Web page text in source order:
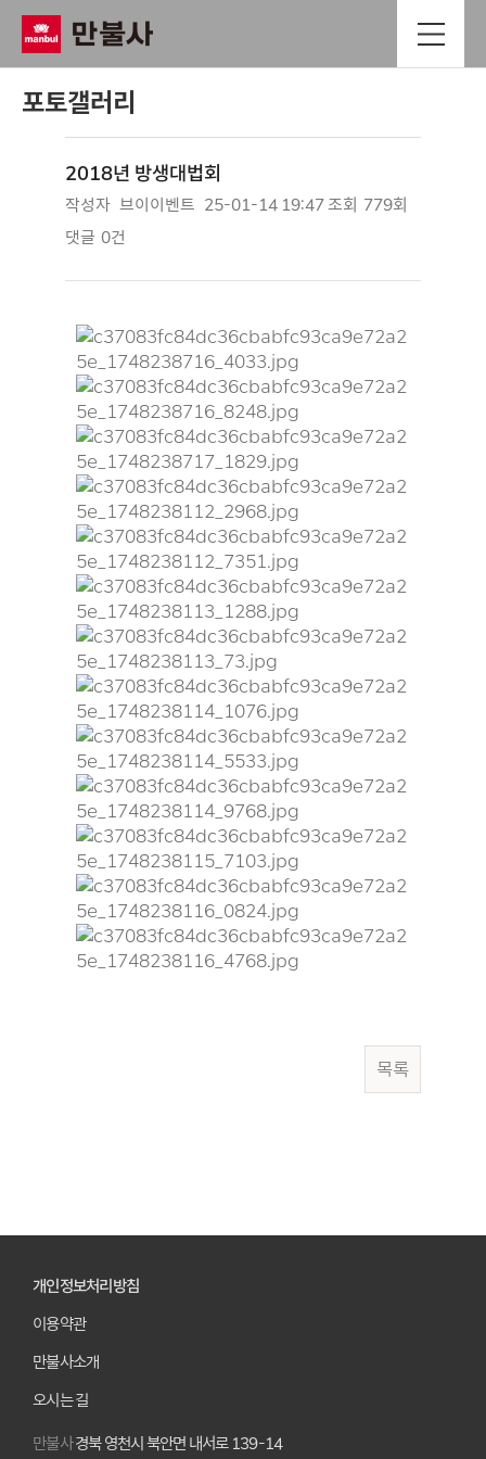
포토갤러리
2018년 방생대법회
작성자 브이이벤트 25-01-14 19:47조회 779회
댓글 0건
본문
목록
개인정보처리방침
이용약관
만불사소개
오시는 길
만불사경북 영천시 북안면 내서로 139-14